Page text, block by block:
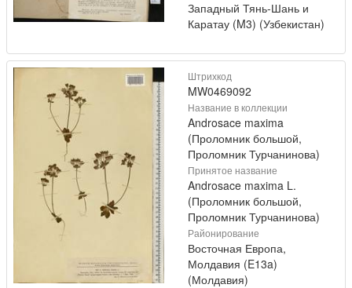
Западный Тянь-Шань и
Каратау (M3) (Узбекистан)
Штрихкод
MW0469092
Название в коллекции
Androsace maxima
(Проломник большой,
Проломник Турчанинова)
Принятое название
Androsace maxima L.
(Проломник большой,
Проломник Турчанинова)
Районирование
Восточная Европа,
Молдавия (E13a)
(Молдавия)